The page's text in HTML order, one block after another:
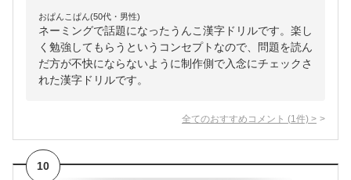
おぱんこぱん(50代・男性)
ネーミングで話題になったうんこ漢字ドリルです。楽し
く勉強してもらうというコンセプトなので、問題を読ん
だ方が不快にならないように制作側で入念にチェックさ
れた漢字ドリルです。
全てのおすすめコメント (1 件) >
10